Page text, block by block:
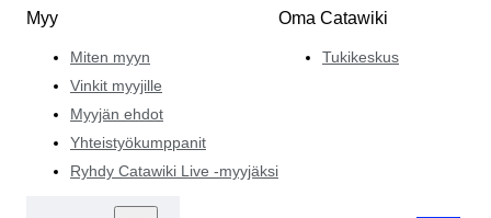
Myy
Miten myyn
Vinkit myyjille
Myyjän ehdot
Yhteistyökumppanit
Ryhdy Catawiki Live -myyjäksi
Oma Catawiki
Tukikeskus